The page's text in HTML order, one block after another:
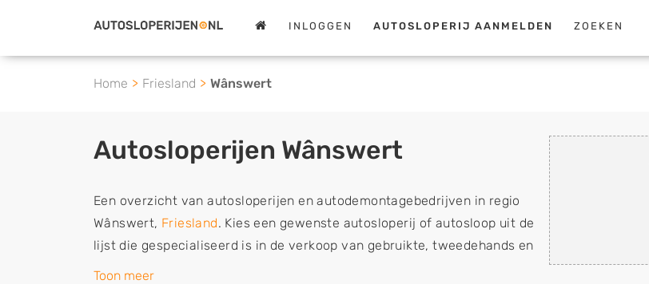
INLOGGEN AUTOSLOPERIJ AANMELDEN ZOEKEN
Home Friesland Wânswert
Autosloperijen Wânswert
Een overzicht van autosloperijen en autodemontagebedrijven in regio
Wânswert, Friesland. Kies een gewenste autosloperij of autosloop uit de
lijst die gespecialiseerd is in de verkoop van gebruikte, tweedehands en
sloopauto onderdelen of in de inkoop van sloopauto's, schadeauto's en
Toon meer